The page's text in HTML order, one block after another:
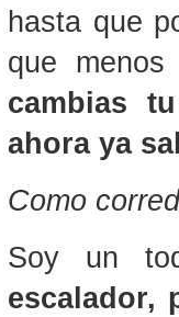
hasta que
que
cambias
ahora ya
Como
Soy un
escalador,